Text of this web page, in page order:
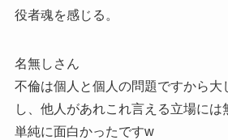
役者魂を感じる。
名無しさん
不倫は個人と個人の問題ですから大
し、他人があれこれ言える立場には
単純に面白かったですw